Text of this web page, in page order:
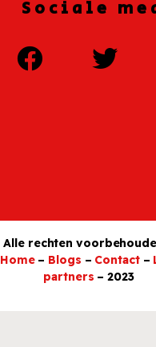
Sociale
Alle rechten
Home – Blogs – Contact –
partners – 2023